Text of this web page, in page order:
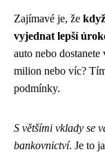
Zajímavé je, že
vyjednat lepší
auto nebo
milion nebo víc?
podmínky.
S většími vklady se
bankovnictví. Je to